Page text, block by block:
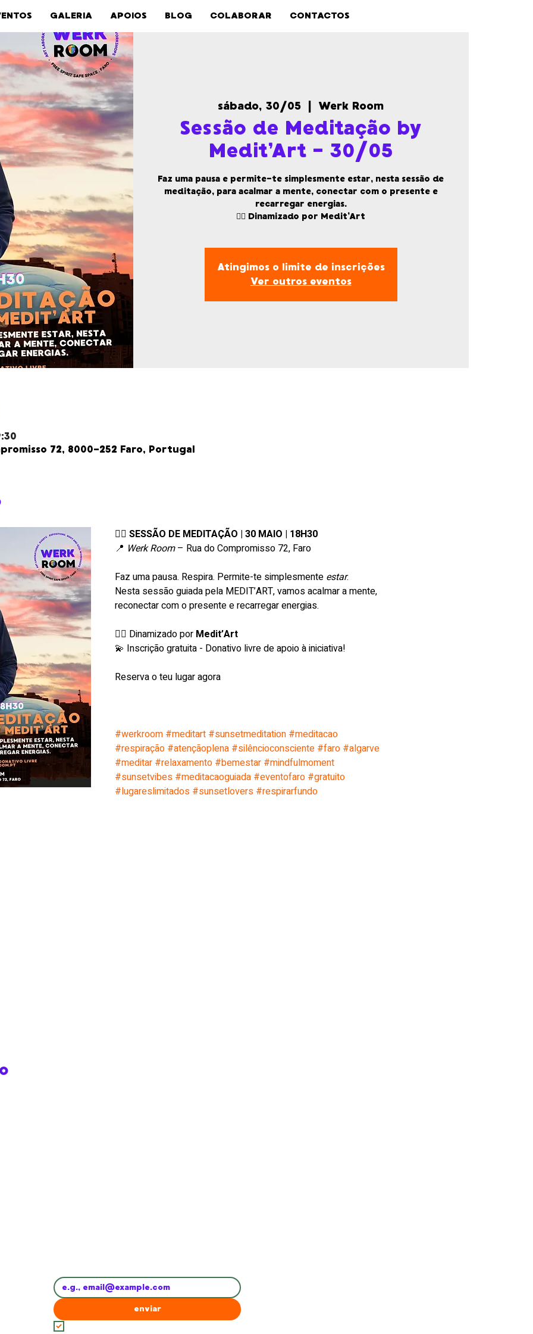
GALERIA APOIOS BLOG COLABORAR CONTACTOS
sábado, 30/05 Werk Room
Sessão de Meditação by
Medit’Art - 30/05
Faz uma pausa e permite-te simplesmente estar, nesta sessão de
meditação, para acalmar a mente, conectar com o presente e
recarregar energias.
🧘‍♂️ Dinamizado por Medit’Art
Atingimos o limite de inscrições
Ver outros eventos
72, 8000-252 Faro, Portugal
🧘‍♀️ SESSÃO DE MEDITAÇÃO | 30 MAIO | 18H30
📍 Werk Room – Rua do Compromisso 72, Faro
Faz uma pausa. Respira. Permite-te simplesmente estar.
Nesta sessão guiada pela MEDIT’ART, vamos acalmar a mente,
reconectar com o presente e recarregar energias.
🧘‍♂️ Dinamizado por Medit’Art
💫 Inscrição gratuita - Donativo livre de apoio à iniciativa!
Reserva o teu lugar agora
#werkroom #meditart #sunsetmeditation #meditacao
#respiração #atençãoplena #silêncioconsciente #faro #algarve
#meditar #relaxamento #bemestar #mindfulmoment
#sunsetvibes #meditacaoguiada #eventofaro #gratuito
#lugareslimitados #sunsetlovers #respirarfundo
enviar